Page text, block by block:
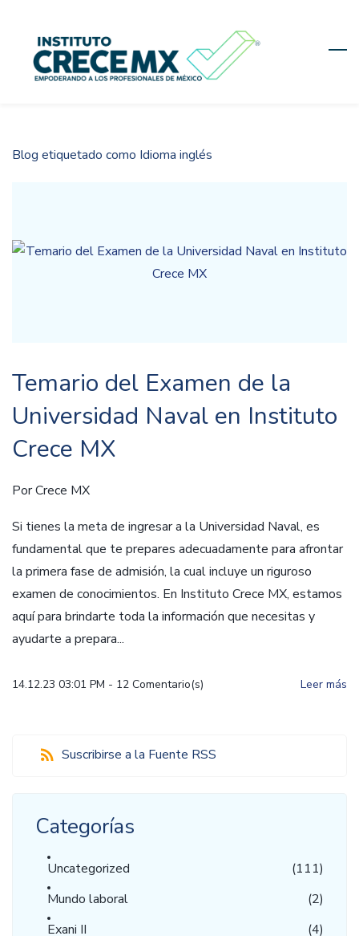
content
Blog etiquetado como Idioma inglés
Temario del Examen de la
Universidad Naval en Instituto
Crece MX
PorCrece MX
Si tienes la meta de ingresar a la Universidad Naval, es
fundamental que te prepares adecuadamente para afrontar
la primera fase de admisión, la cual incluye un riguroso
examen de conocimientos. En Instituto Crece MX, estamos
aquí para brindarte toda la información que necesitas y
ayudarte a prepara...
14.12.23 03:01 PM - 12 Comentario(s) Leer más
Suscribirse a la Fuente RSS
Categorías
Uncategorized
(111)
Mundo laboral
(2)
Exani II
(4)